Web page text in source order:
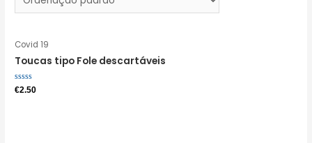
Covid 19
Toucas tipo Fole descartáveis
Avaliação
€2.50